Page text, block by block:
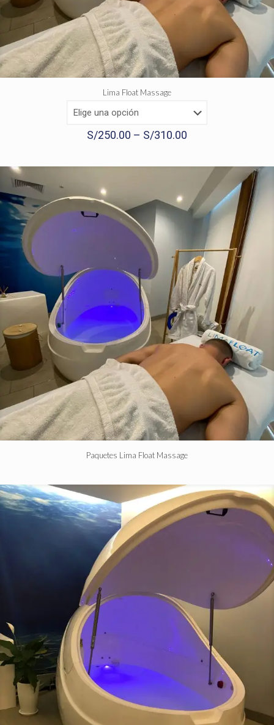
Lima Float Massage
S/250.00 – S/310.00
Paquetes Lima Float Massage